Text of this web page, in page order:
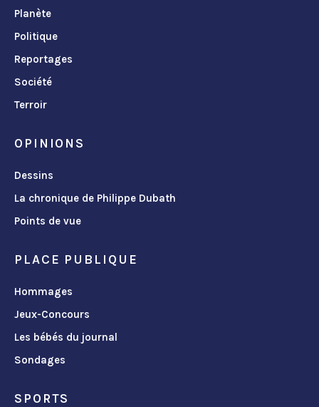
Planète
Politique
Reportages
Société
Terroir
OPINIONS
Dessins
La chronique de Philippe Dubath
Points de vue
PLACE PUBLIQUE
Hommages
Jeux-Concours
Les bébés du journal
Sondages
SPORTS